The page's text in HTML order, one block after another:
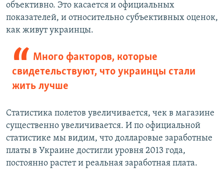
объективно. Это касается и официальных
показателей, и относительно субъективных оценок,
как живут украинцы.
Много факторов, которые
свидетельствуют, что украинцы стали
жить лучше
Статистика полетов увеличивается, чек в магазине
существенно увеличивается. И по официальной
статистике мы видим, что долларовые заработные
платы в Украине достигли уровня 2013 года,
постоянно растет и реальная заработная плата.